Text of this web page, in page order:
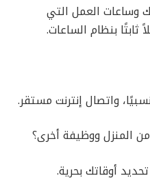
وساعات العمل التي
ثابتًا بنظام الساعات.
واتصال إنترنت مستقر.
أوقاتك بحرية.